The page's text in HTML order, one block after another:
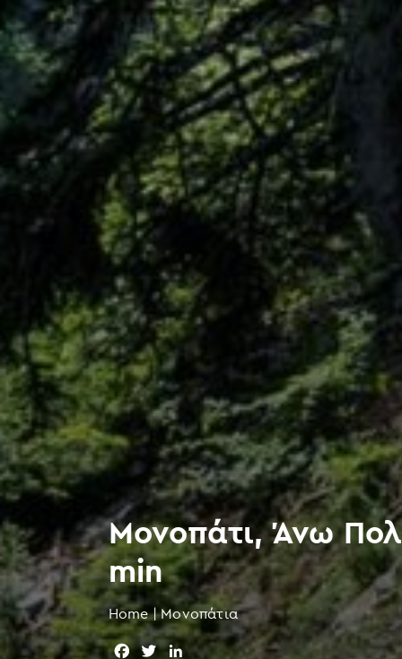
Μονοπάτι, Άνω
min
Home|Μονοπάτια
F
T
L